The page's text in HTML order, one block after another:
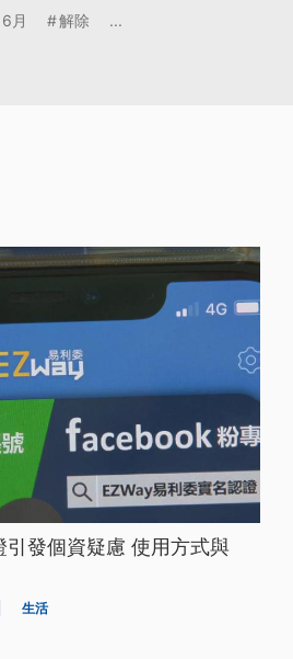
6月 解除 ...
引發個資疑慮 使用方式與
生活